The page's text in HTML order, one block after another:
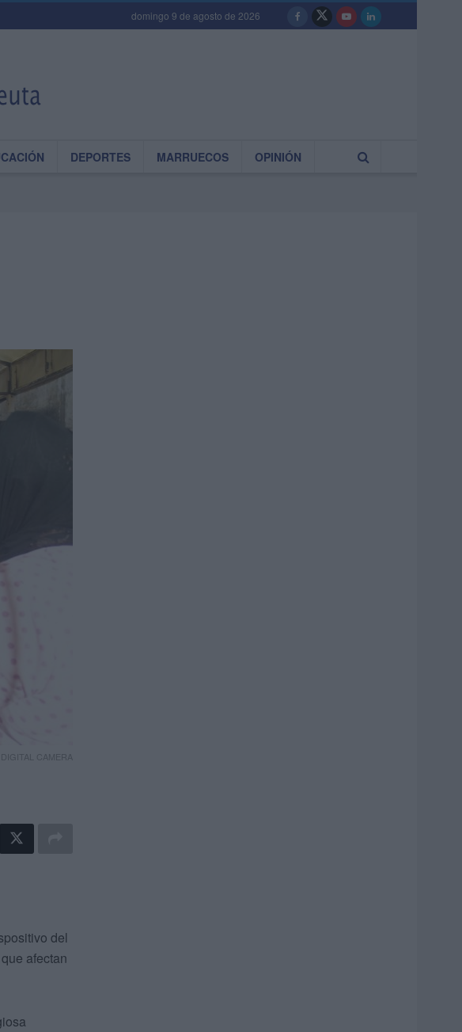
domingo 9 de agosto de 2026
DEPORTES MARRUECOS OPINIÓN
DIGITAL CAMERA
del
afectan